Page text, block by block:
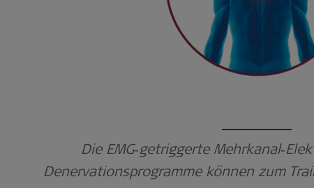
Die EMG‑getriggerte
Denervationsprogramme können zum